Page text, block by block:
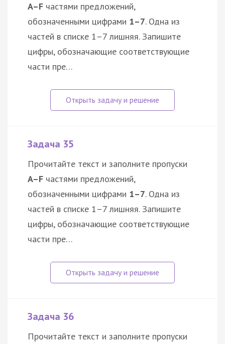
A–F частями предложений,
обозначенными цифрами 1–7. Одна из
частей в списке 1–7 лишняя. Запишите
цифры, обозначающие соответствующие
части пре…
Задача 35
Прочитайте текст и заполните пропуски
A–F частями предложений,
обозначенными цифрами 1–7. Одна из
частей в списке 1–7 лишняя. Запишите
цифры, обозначающие соответствующие
части пре…
Задача 36
Прочитайте текст и заполните пропуски